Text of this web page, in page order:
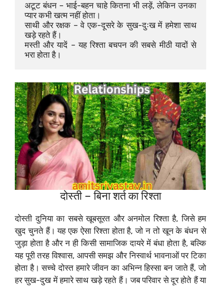
अटूट बंधन – भाई-बहन चाहे कितना भी लड़ें, लेकिन उनका
प्यार कभी खत्म नहीं होता।
साथी और रक्षक – वे एक-दूसरे के सुख-दुःख में हमेशा साथ
खड़े रहते हैं।
मस्ती और यादें – यह रिश्ता बचपन की सबसे मीठी यादों से
भरा होता है।
दोस्ती – बिना शर्त का रिश्ता
दोस्ती दुनिया का सबसे खूबसूरत और अनमोल रिश्ता है, जिसे हम
खुद चुनते हैं। यह एक ऐसा रिश्ता होता है, जो न तो खून के बंधन से
जुड़ा होता है और न ही किसी सामाजिक दायरे में बंधा होता है, बल्कि
यह पूरी तरह विश्वास, आपसी समझ और निस्वार्थ भावनाओं पर टिका
होता है। सच्चे दोस्त हमारे जीवन का अभिन्न हिस्सा बन जाते हैं, जो
हर सुख-दुख में हमारे साथ खड़े रहते हैं। जब परिवार से दूर होते हैं या